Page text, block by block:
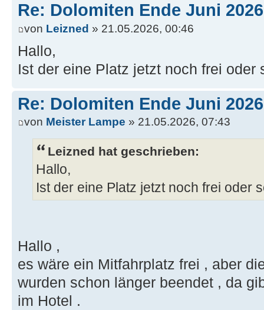
Re: Dolomiten Ende Juni 2026
von Leizned » 21.05.2026, 00:46
Hallo,
Ist der eine Platz jetzt noch frei oder
Re: Dolomiten Ende Juni 2026
von Meister Lampe » 21.05.2026, 07:43
Leizned hat geschrieben:
Hallo,
Ist der eine Platz jetzt noch frei oder
Hallo ,
es wäre ein Mitfahrplatz frei , aber
wurden schon länger beendet , da
im Hotel .